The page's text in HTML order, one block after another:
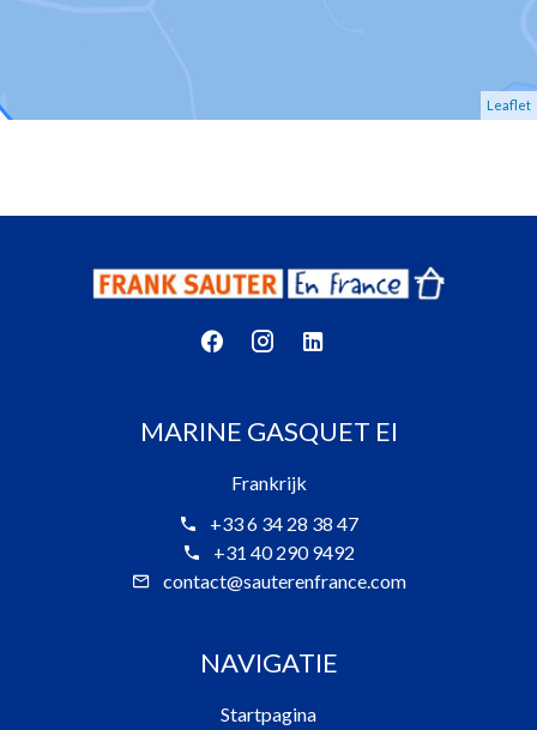
Leaflet
MARINE GASQUET EI
Frankrijk
+33 6 34 28 38 47
+31 40 290 9492
contact@sauterenfrance.com
NAVIGATIE
Startpagina